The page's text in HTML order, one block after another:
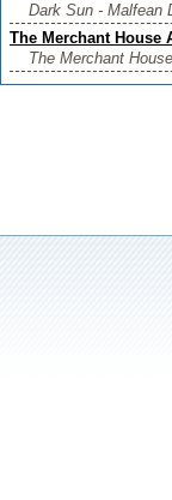
Dark Sun - Malfean
The Merchant House
The Merchant